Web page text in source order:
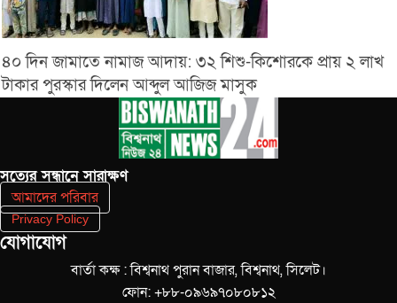
৪০ দিন জামাতে নামাজ আদায়: ৩২ শিশু-কিশোরকে প্রায় ২ লাখ
টাকার পুরস্কার দিলেন আব্দুল আজিজ মাসুক
সত‌্যের সন্ধানে সারাক্ষণ
আমাদের পরিবার
Privacy Policy
যোগাযোগ
বার্তা কক্ষ : বিশ্বনাথ পুরান বাজার, বিশ্বনাথ, সিলেট।
ফোন: +৮৮-০৯৬৯৭০৮০৮১২